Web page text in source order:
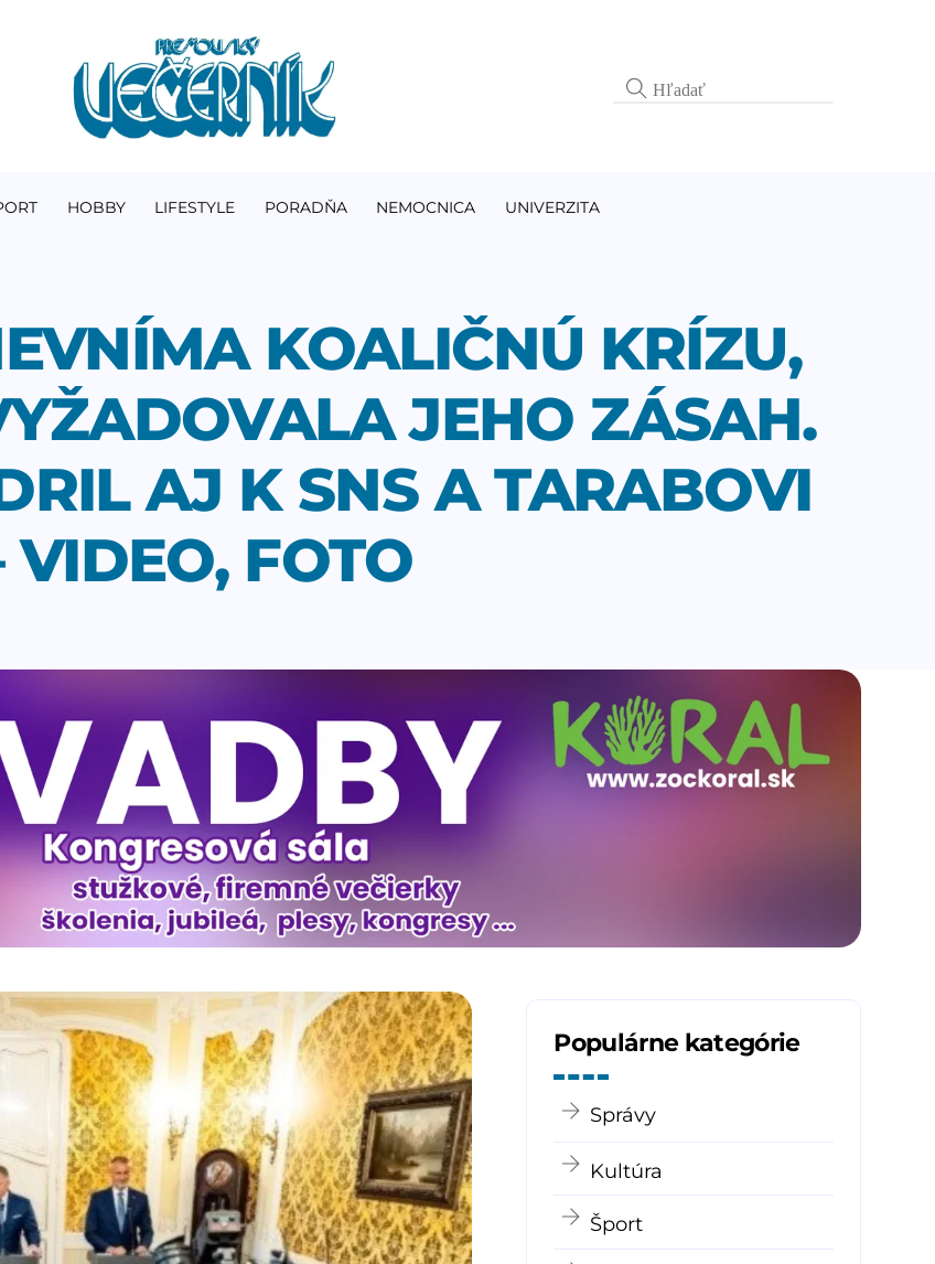
HOBBY LIFESTYLE PORADŇA NEMOCNICA UNIVERZITA
KOALIČNÚ KRÍZU,
JEHO ZÁSAH.
AJ K SNS A TARABOVI
VIDEO, FOTO
Populárne kategórie
Správy
Kultúra
Šport